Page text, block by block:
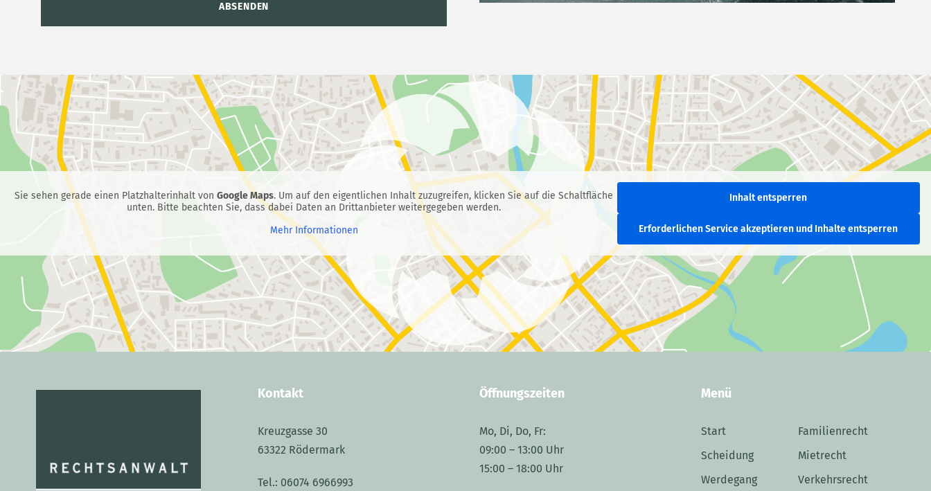
l
r
a
t
e
Sie sehen gerade einen Platzhalterinhalt vonGoogle Maps. Um auf den eigentlichen Inhalt zuzugreifen, klicken Sie auf die Schaltfläche
unten. Bitte beachten Sie, dass dabei Daten an Drittanbieter weitergegeben werden.
Mehr Informationen
Inhalt entsperren
Erforderlichen Service akzeptieren und Inhalte entsperren
Kontakt
Kreuzgasse 30
63322 Rödermark
Tel.: 06074 6966993
Öffnungszeiten
Mo, Di, Do, Fr:
09:00 – 13:00 Uhr
15:00 – 18:00 Uhr
Menü
Start
Familienrecht
Scheidung
Mietrecht
Werdegang
Verkehrsrecht